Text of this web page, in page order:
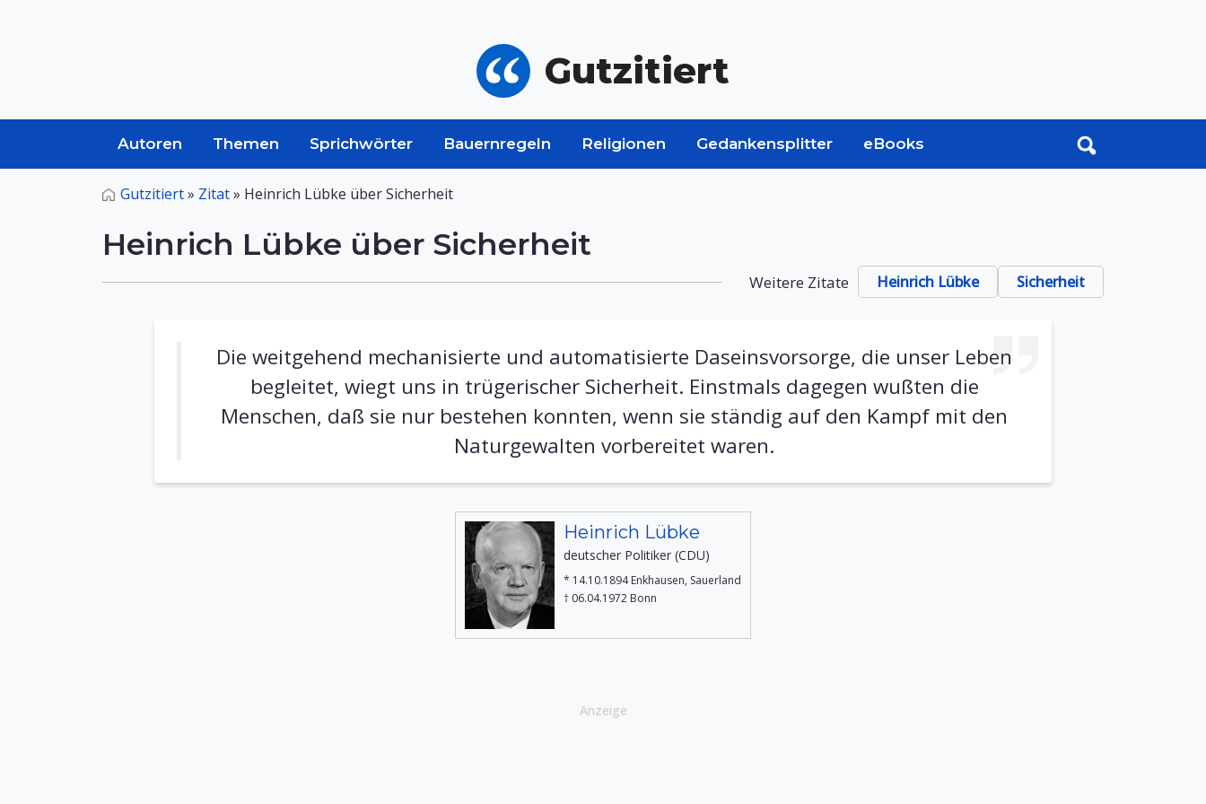
Gutzitiert
Autoren Themen Sprichwörter Bauernregeln Religionen Gedankensplitter eBooks
Gutzitiert» Zitat» Heinrich Lübke über Sicherheit
Heinrich Lübke über Sicherheit
Weitere Zitate Heinrich Lübke Sicherheit
Die weitgehend mechanisierte und automatisierte Daseinsvorsorge, die unser Leben
begleitet, wiegt uns in trügerischer Sicherheit. Einstmals dagegen wußten die
Menschen, daß sie nur bestehen konnten, wenn sie ständig auf den Kampf mit den
Naturgewalten vorbereitet waren.
Heinrich Lübke
deutscher Politiker (CDU)
* 14.10.1894 Enkhausen, Sauerland
† 06.04.1972 Bonn
Anzeige